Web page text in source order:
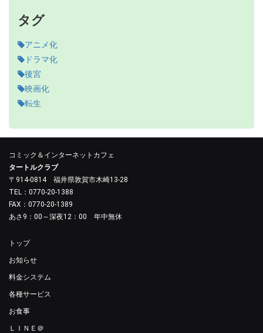
タグ
アニメ化
ドラマ化
後宮
映画化
転生
コミック＆インターネットカフェ
タートルクラブ
〒914-0814 福井県敦賀市木崎13-28
TEL：0770-20-1388
FAX：0770-20-1389
あさ9：00～深夜12：00 年中無休
トップ
お知らせ
料金システム
各種サービス
お食事
ＬＩＮＥ＠